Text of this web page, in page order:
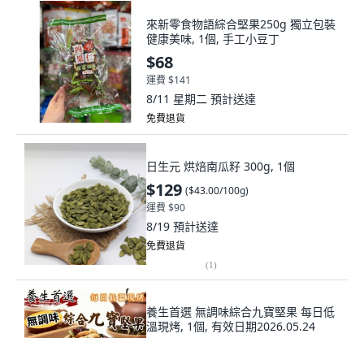
來新零食物語綜合堅果250g 獨立包裝
健康美味, 1個, 手工小豆丁
$68
運費 $141
8/11 星期二 預計送達
免費退貨
日生元 烘焙南瓜籽 300g, 1個
$129 ($43.00/100g)
運費 $90
8/19 預計送達
免費退貨
(1)
養生首選 無調味綜合九寶堅果 每日低
溫現烤, 1個, 有效日期2026.05.24